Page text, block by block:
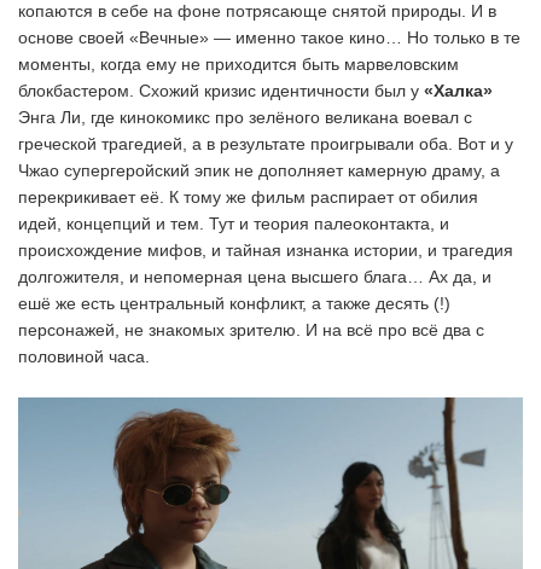
копаются в себе на фоне потрясающе снятой природы. И в
основе своей «Вечные» — именно такое кино… Но только в те
моменты, когда ему не приходится быть марвеловским
блокбастером. Схожий кризис идентичности был у «Халка»
Энга Ли, где кинокомикс про зелёного великана воевал с
греческой трагедией, а в результате проигрывали оба. Вот и у
Чжао супергеройский эпик не дополняет камерную драму, а
перекрикивает её. К тому же фильм распирает от обилия
идей, концепций и тем. Тут и теория палеоконтакта, и
происхождение мифов, и тайная изнанка истории, и трагедия
долгожителя, и непомерная цена высшего блага… Ах да, и
ешё же есть центральный конфликт, а также десять (!)
персонажей, не знакомых зрителю. И на всё про всё два с
половиной часа.